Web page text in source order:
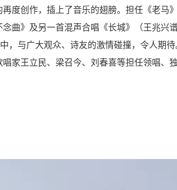
度创作，插上了音乐的翅膀。担任《老马
曲》及另一首混声合唱《长城》（王兆兴
，与广大观众、诗友的激情碰撞，令人期
家王立民、梁召今、刘春喜等担任领唱、